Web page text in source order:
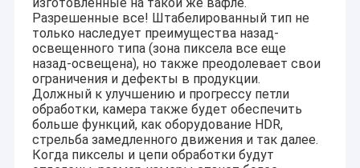
Разрешенные все! Штабелированный тип не
только наследует преимущества назад-
освещенного типа (зона пиксела все еще
назад-освещена), но также преодолевает свои
ограничения и дефекты в продукции.
Должный к улучшению и прогрессу петли
обработки, камера также будет обеспечить
больше функций, как оборудование HDR,
стрельба замедленного движения и так далее.
Когда пикселы и цепи обработки будут